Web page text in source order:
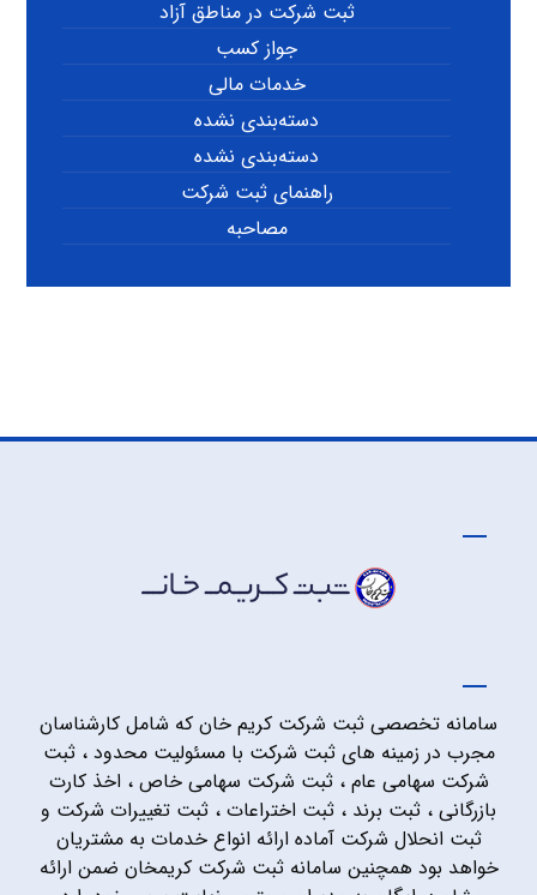
ثبت شرکت در مناطق آزاد
جواز کسب
خدمات مالی
دسته‌بندی نشده
دسته‌بندی نشده
راهنمای ثبت شرکت
مصاحبه
سامانه تخصصی ثبت شرکت کریم خان که شامل کارشناسان
مجرب در زمینه های ثبت شرکت با مسئولیت محدود ، ثبت
شرکت سهامی عام ، ثبت شرکت سهامی خاص ، اخذ کارت
بازرگانی ، ثبت برند ، ثبت اختراعات ، ثبت تغییرات شرکت و
ثبت انحلال شرکت آماده ارائه انواع خدمات به مشتریان
خواهد بود همچنین سامانه ثبت شرکت کریمخان ضمن ارائه